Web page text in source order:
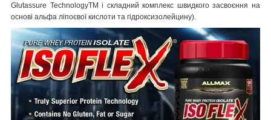
Glutassure TechnologyTM і складний комплекс швидкого засвоєння на
основі альфа ліпоєвої кислоти та гідроксизолейцину).